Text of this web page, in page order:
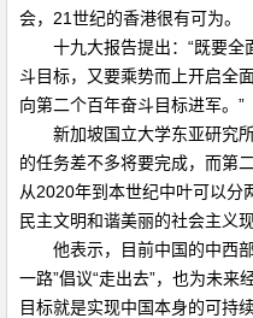
会，21世纪的香港很有可为。
十九大报告提出：“既要全
斗目标，又要乘势而上开启全
向第二个百年奋斗目标进军。”
新加坡国立大学东亚研究所
的任务差不多将要完成，而第
从2020年到本世纪中叶可以分
民主文明和谐美丽的社会主义
他表示，目前中国的中西部
一路”倡议“走出去”，也为未
目标就是实现中国本身的可持续